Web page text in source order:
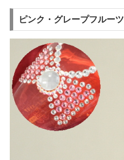
ピンク・グレープフルーツ